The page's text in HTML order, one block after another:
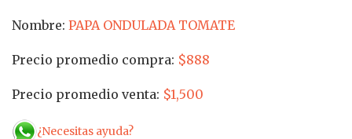
Nombre: PAPA ONDULADA TOMATE
Precio promedio compra: $888
Precio promedio venta: $1,500
¿Necesitas ayuda?